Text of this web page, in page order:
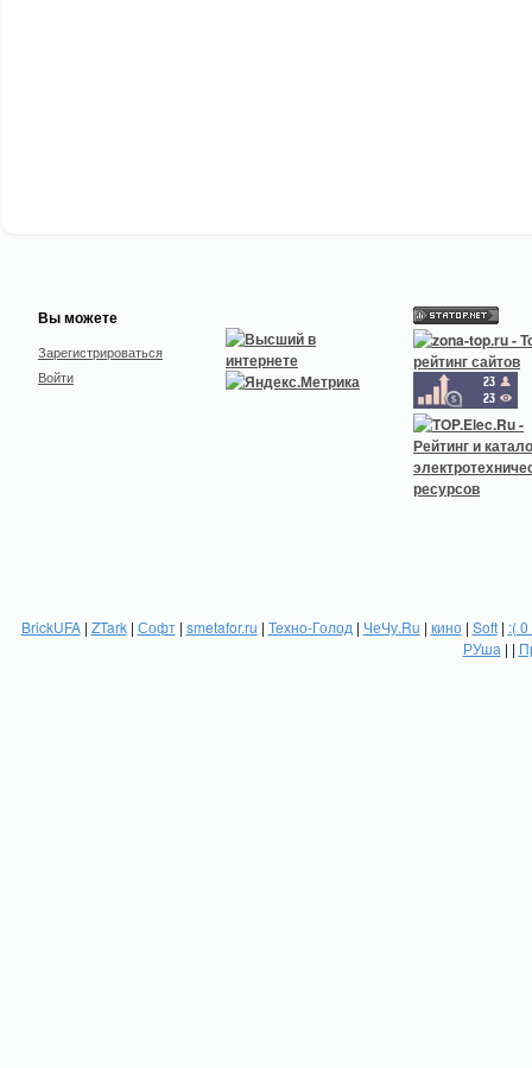
Вы можете
Зарегистрироваться
Войти
BrickUFA| ZTark| Софт| smetafor.ru | Техно-Голод | ЧеЧу.Ru | кино| Soft| :(
РУша | |